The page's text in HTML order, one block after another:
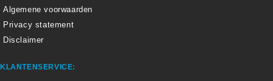
Algemene voorwaarden
Privacy statement
Disclaimer
KLANTENSERVICE: